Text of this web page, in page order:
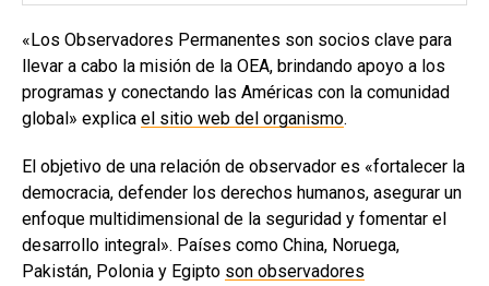
«Los Observadores Permanentes son socios clave para
llevar a cabo la misión de la OEA, brindando apoyo a los
programas y conectando las Américas con la comunidad
global» explica el sitio web del organismo.
El objetivo de una relación de observador es «fortalecer la
democracia, defender los derechos humanos, asegurar un
enfoque multidimensional de la seguridad y fomentar el
desarrollo integral». Países como China, Noruega,
Pakistán, Polonia y Egipto son observadores